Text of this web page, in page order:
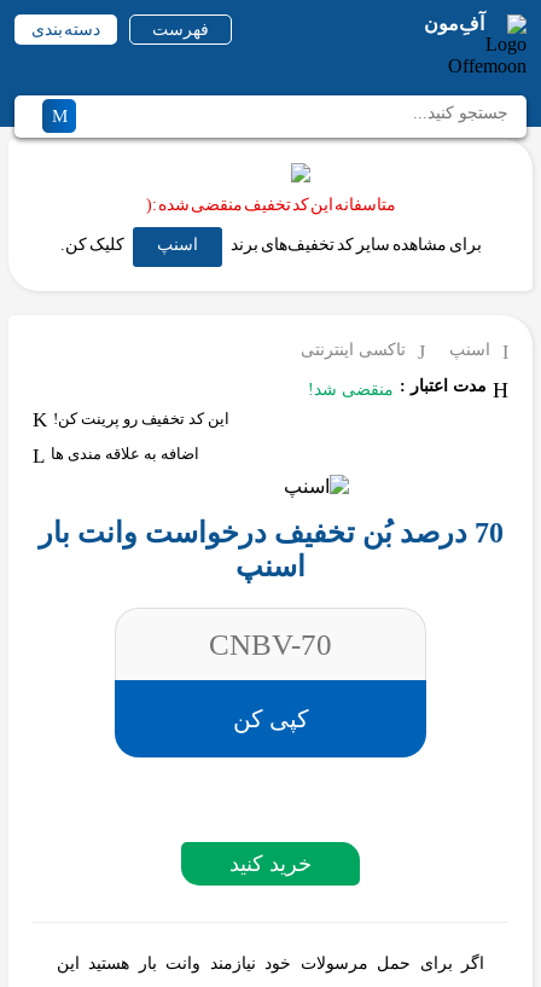
آفِ‌مون فهرست دسته بندی
متاسفانه این کد تخفیف منقضی شده :(
برای مشاهده سایر کد تخفیف‌های برند اسنپ کلیک کن.
اسنپ
تاکسی اینترنتی
مدت اعتبار : منقضی شد!
این کد تخفیف رو پرینت کن!
اضافه به علاقه مندی ها
70 درصد بُن تخفیف درخواست وانت بار
اسنپ
CNBV-70
کپی کن
خرید کنید
اگر برای حمل مرسولات خود نيازمند وانت بار هستيد اين